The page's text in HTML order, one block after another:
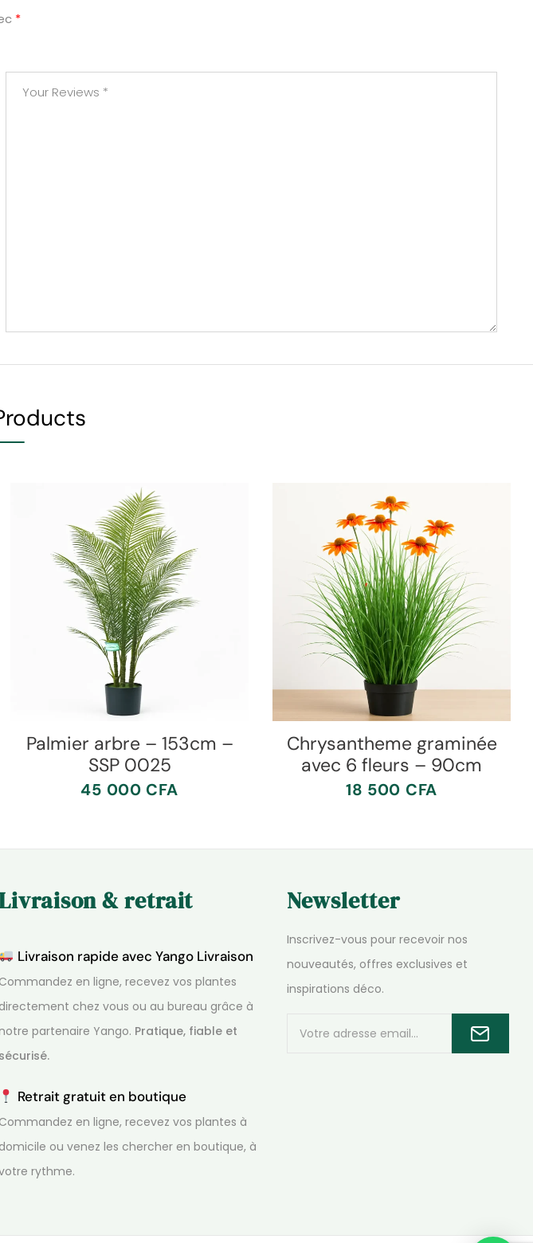
*
Palmier arbre – 153cm –
SSP 0025
45 000 CFA
Chrysantheme graminée
avec 6 fleurs – 90cm
18 500 CFA
& retrait
Livraison rapide avec Yango Livraison
Commandez en ligne, recevez vos plantes
directement chez vous ou au bureau grâce à
partenaire Yango. Pratique, fiable et
sécurisé.
Retrait gratuit en boutique
Commandez en ligne, recevez vos plantes à
domicile ou venez les chercher en boutique, à
rythme.
Newsletter
Inscrivez-vous pour recevoir nos
nouveautés, offres exclusives et
inspirations déco.